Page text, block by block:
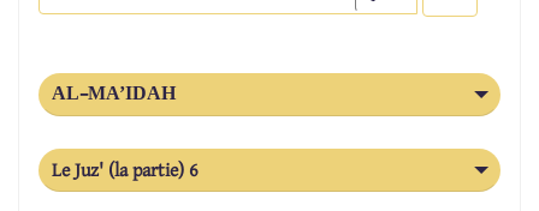
AL-MA’IDAH
Le Juz' (la partie) 6